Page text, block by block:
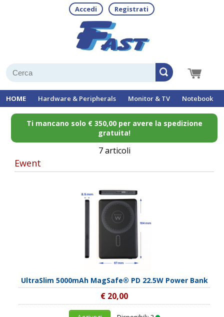
Accedi Registrati
HOME Hardware & Peripherals Monitor & TV Notebook
Ti mancano solo € 350,00 per avere la spedizione
gratuita!
7 articoli
Ewent
UltraSlim 5000mAh MagSafe® PD 22.5W Power Bank
€ 20,00